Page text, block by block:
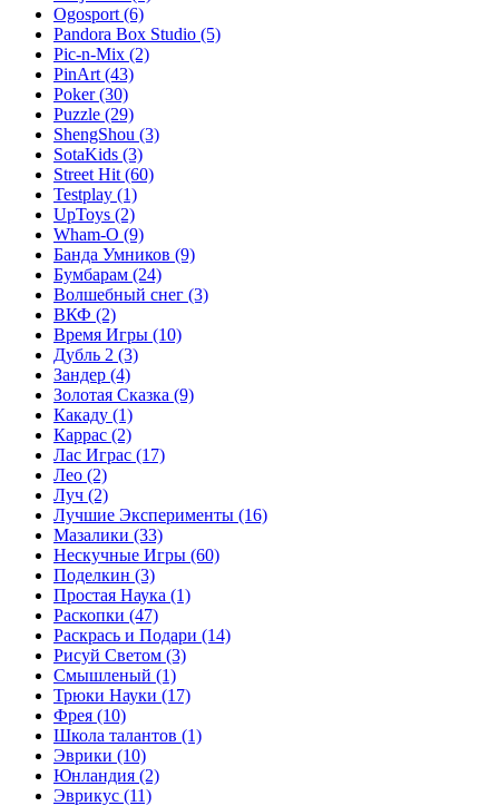
Ogosport (6)
Pandora Box Studio (5)
Pic-n-Mix (2)
PinArt (43)
Poker(30)
Puzzle (29)
ShengShou (3)
SotaKids (3)
Street Hit (60)
Testplay (1)
UpToys (2)
Wham-O (9)
Банда Умников (9)
Бумбарам (24)
Волшебный снег (3)
ВКФ (2)
Время Игры (10)
Дубль 2 (3)
Зандер (4)
Золотая Сказка (9)
Какаду (1)
Каррас (2)
Лас Играс (17)
Лео (2)
Луч (2)
Лучшие Эксперименты (16)
Мазалики (33)
Нескучные Игры (60)
Поделкин (3)
Простая Наука (1)
Раскопки (47)
Раскрась и Подари (14)
Рисуй Светом (3)
Смышленый (1)
Трюки Науки (17)
Фрея (10)
Школа талантов (1)
Эврики (10)
Юнландия (2)
Эврикус (11)